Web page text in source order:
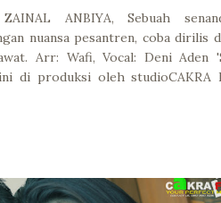
ZAINAL ANBIYA, Sebuah
nuansa pesantren, coba dirilis
Arr: Wafi, Vocal: Deni Aden
di produksi oleh studioCAKRA